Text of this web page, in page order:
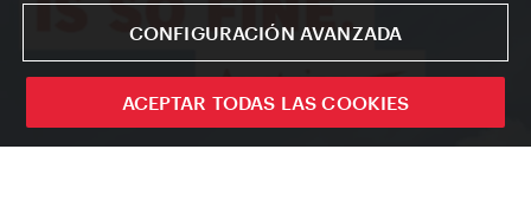
CONFIGURACIÓN AVANZADA
ACEPTAR TODAS LAS COOKIES